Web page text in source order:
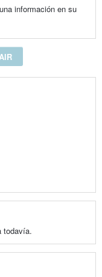
información en su
todavía.